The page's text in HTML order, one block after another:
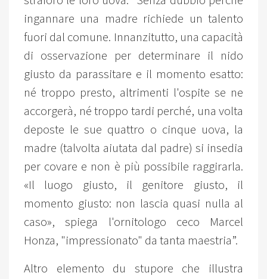
ingannare una madre richiede un talento
fuori dal comune. Innanzitutto, una capacità
di osservazione per determinare il nido
giusto da parassitare e il momento esatto:
né troppo presto, altrimenti l'ospite se ne
accorgerà, né troppo tardi perché, una volta
deposte le sue quattro o cinque uova, la
madre (talvolta aiutata dal padre) si insedia
per covare e non è più possibile raggirarla.
«Il luogo giusto, il genitore giusto, il
momento giusto: non lascia quasi nulla al
caso», spiega l'ornitologo ceco Marcel
Honza, "impressionato" da tanta maestria”.
Altro elemento du stupore che illustra